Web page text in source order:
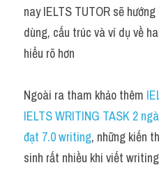
Du học Hà Lan
Du học Cấp Ba
Cách dùng từ
nay IELTS TUTOR sẽ
dùng, cấu trúc và ví dụ về
hiểu rõ hơn
Ngoài ra tham khảo thêm
IELTS WRITING TASK 2
đạt 7.0 writing, những kiến
sinh rất nhiều khi viết